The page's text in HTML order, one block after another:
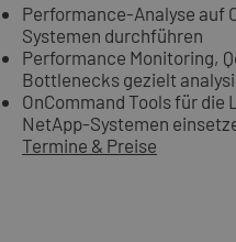
Performance-Analyse auf
Systemen durchführen
Performance Monitoring,
Bottlenecks gezielt
OnCommand Tools für
NetApp-Systemen
Termine & Preise